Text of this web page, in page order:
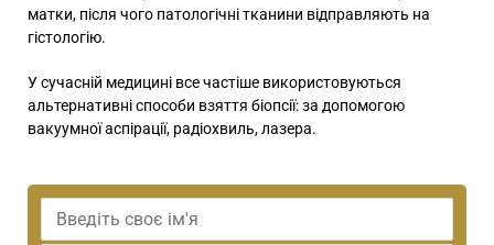
матки, після чого патологічні тканини відправляють на
гістологію.
У сучасній медицині все частіше використовуються
альтернативні способи взяття біопсії: за допомогою
вакуумної аспірації, радіохвиль, лазера.